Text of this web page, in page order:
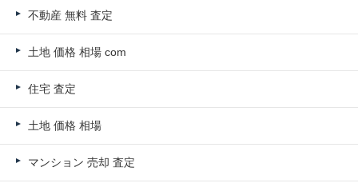
不動産 無料 査定
土地 価格 相場 com
住宅 査定
土地 価格 相場
マンション 売却 査定